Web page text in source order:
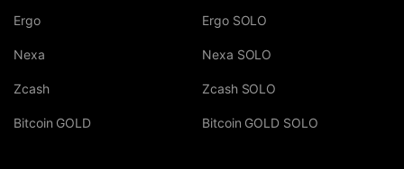
Ergo
Nexa
Zcash
Bitcoin GOLD
Ergo SOLO
Nexa SOLO
Zcash SOLO
Bitcoin GOLD SOLO